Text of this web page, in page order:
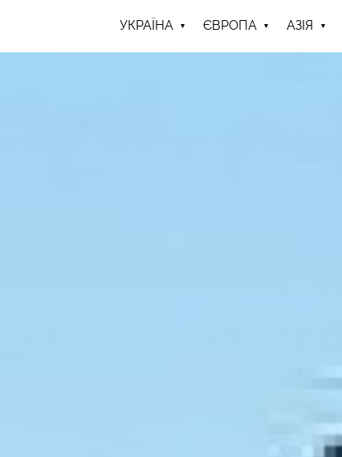
УКРАЇНА ЄВРОПА АЗІЯ